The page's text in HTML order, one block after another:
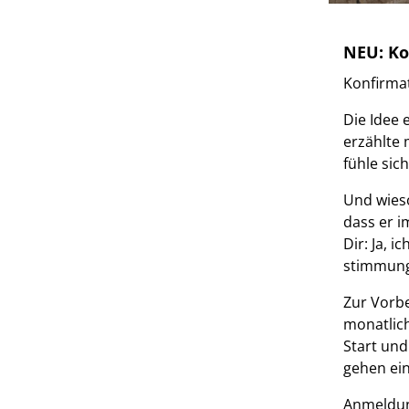
NEU:
Die Idee
erzählte
fühle
Und
dass er
Dir: Ja,
Zur
Start
gehen